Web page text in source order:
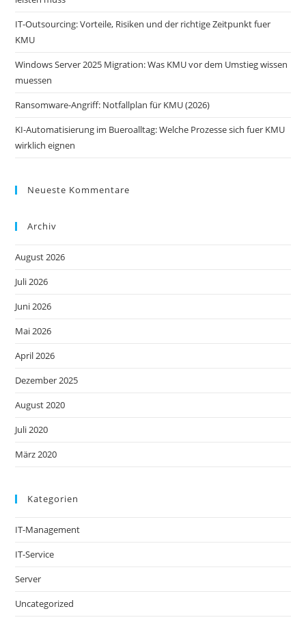
IT-Outsourcing: Vorteile, Risiken und der richtige Zeitpunkt fuer
KMU
Windows Server 2025 Migration: Was KMU vor dem Umstieg wissen
muessen
Ransomware-Angriff: Notfallplan für KMU (2026)
KI-Automatisierung im Bueroalltag: Welche Prozesse sich fuer KMU
wirklich eignen
Neueste Kommentare
Archiv
August 2026
Juli 2026
Juni 2026
Mai 2026
April 2026
Dezember 2025
August 2020
Juli 2020
März 2020
Kategorien
IT-Management
IT-Service
Server
Uncategorized